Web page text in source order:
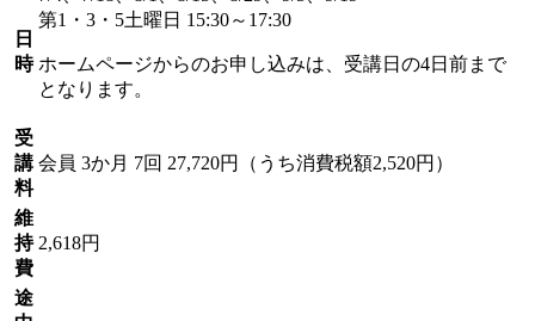
日
時
第1・3・5土曜日 15:30～17:30
ホームページからのお申し込みは、受講日の4日前まで
となります。
受
講
料
会員 3か月 7回 27,720円（うち消費税額2,520円）
維
持
費
2,618円
途